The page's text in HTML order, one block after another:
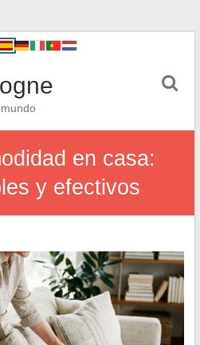
en casa:
y efectivos